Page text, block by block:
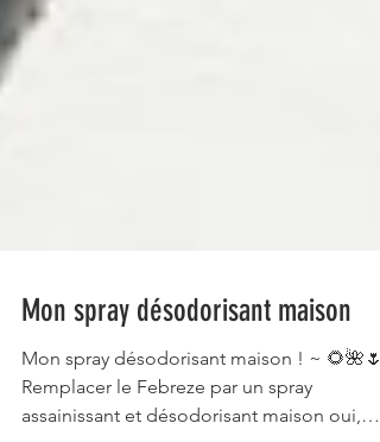
Mon spray désodorisant maison
Mon spray désodorisant maison ! ~ 🌻🌺🌷
Remplacer le Febreze par un spray